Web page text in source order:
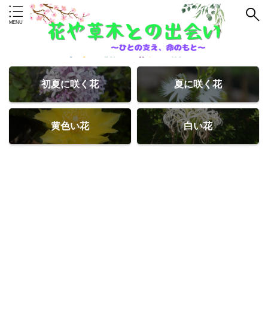
初夏に咲く花 夏に咲く花
黄色い花 白い花